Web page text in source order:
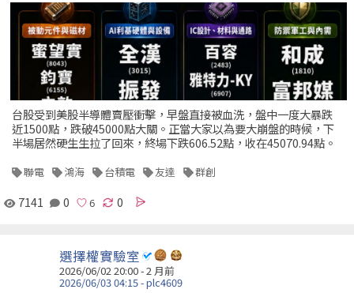
台股受到美股半導體賣壓衝擊，早盤直接被血洗，盤中一度大暴跌
近1500點，跌破45000點大關。正當大家以為要大崩盤的時候，下
半場居然硬生生拉了回來，終場下跌606.52點，收在45070.94點。
聯電 鴻海 台積電 友達 群創
7141 0 0
選擇權實驗室
2026/06/02 20:00 - 2 月前
2026/06/03 04:15 - plc4609